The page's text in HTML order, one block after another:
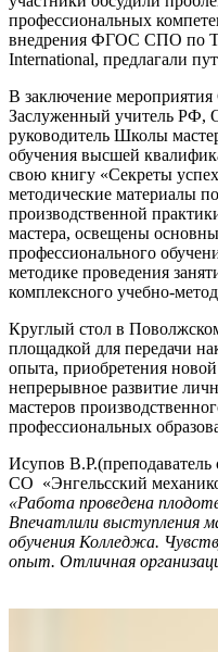
профессиональных
внедрения ФГОС СПО по
International, предлагали
В заключение
Заслуженный учитель РФ,
руководитель Школы
обучения высшей
свою книгу «Секреты
методические материалы
производственной
мастера, освещены
профессионального
методике проведения
комплексного учебно-
Круглый стол в
площадкой для передачи
опыта, приобретения
непрерывное развитие
мастеров
профессиональных
Исупов
СО «Энгельсский
«Работа проведена
Впечатлили выступления
обучения Колледжа.
опыт. Отличная